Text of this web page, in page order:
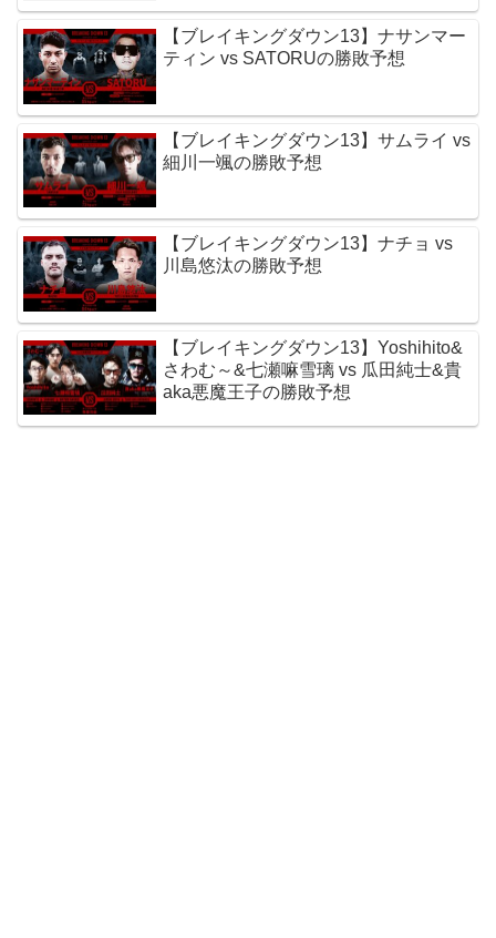
【ブレイキングダウン13】ナサンマー
ティン vs SATORUの勝敗予想
【ブレイキングダウン13】サムライ vs
細川一颯の勝敗予想
【ブレイキングダウン13】ナチョ vs
川島悠汰の勝敗予想
【ブレイキングダウン13】Yoshihito&
さわむ～&七瀬嘛雪璃 vs 瓜田純士&貴
aka悪魔王子の勝敗予想